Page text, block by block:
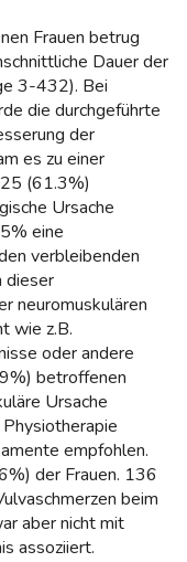
Frauen betrug
Dauer der
3-432). Bei
die durchgeführte
der
es zu einer
(61.3%)
Ursache
eine
verbleibenden
dieser
neuromuskulären
wie z.B.
oder andere
betroffenen
Ursache
empfohlen.
der Frauen. 136
beim
aber nicht mit
assoziiert.